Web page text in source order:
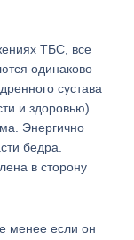
ТБС, все
одинаково –
сустава
и здоровью).
Энергично
бедра.
в сторону
менее если он